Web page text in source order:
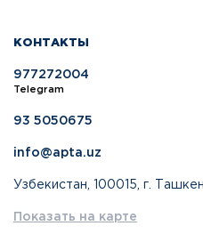
КОНТАКТЫ
977272004
Telegram
93 5050675
info@apta.uz
Узбекистан, 100015, г.
Показать на карте